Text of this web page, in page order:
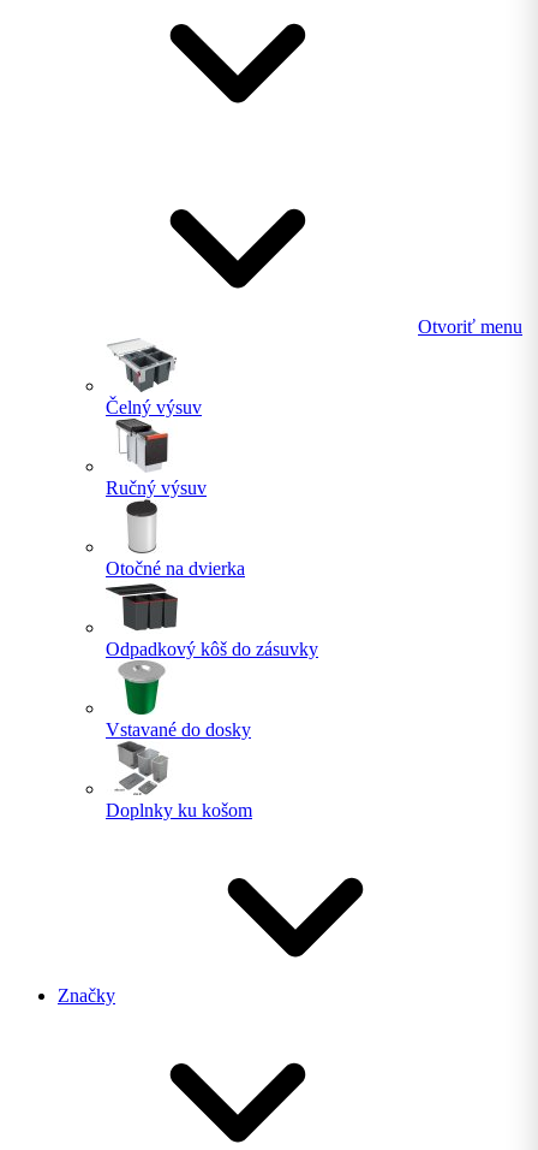
Otvoriť menu
Čelný výsuv
Ručný výsuv
Otočné na dvierka
Odpadkový kôš do zásuvky
Vstavané do dosky
Doplnky ku košom
Značky